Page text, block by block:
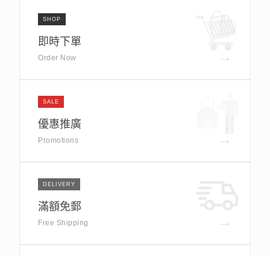
SHOP
即時下單
Order Now →
SALE
優惠推廣
Promotions →
DELIVERY
滿額免郵
Free Shipping →